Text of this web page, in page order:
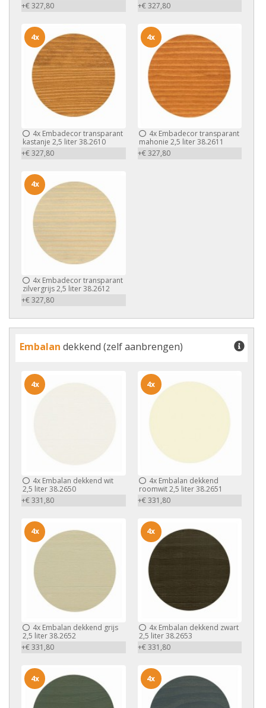
+€ 327,80
+€ 327,80
4x Embadecor transparant
kastanje 2,5 liter 38.2610
+€ 327,80
4x
4xEmbadecor transparant
mahonie 2,5 liter 38.2611
+€ 327,80
4x
4x Embadecor transparant
zilvergrijs 2,5 liter 38.2612
+€ 327,80
4x
Embalan dekkend (zelf aanbrengen)
4x Embalan dekkend wit
2,5 liter 38.2650
+€ 331,80
4x
4xEmbalan dekkend
roomwit 2,5 liter 38.2651
+€ 331,80
4x
4x Embalan dekkend grijs
2,5 liter 38.2652
+€ 331,80
4x
4xEmbalan dekkend zwart
2,5 liter 38.2653
+€ 331,80
4x
4x 4x